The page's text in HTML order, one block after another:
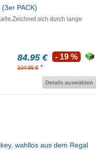
PACK)
sich durch lange
84.95 €
104.95 € *
- 19 %
Details auswählen
wahllos aus dem Regal